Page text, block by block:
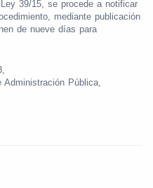
39/15, se procede a notificar
mediante publicación
de nueve días para
Pública,